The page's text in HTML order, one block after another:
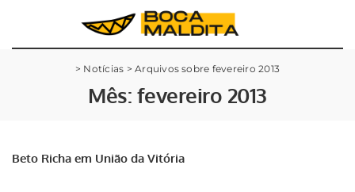
> Notícias >Arquivos sobre fevereiro 2013
Mês: fevereiro 2013
Beto Richa em União da Vitória